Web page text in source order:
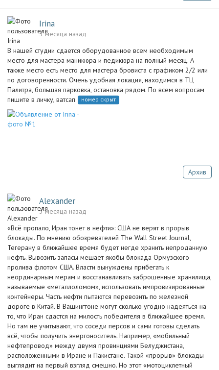
Irina
3 месяца назад
В нашей студии сдается оборудованное всем необходимым
место для мастера маникюра и педикюра на полный месяц. А
также место есть место для мастера бровиста с графиком 2/2 или
по договоренности. Очень удобная локация, находимся в ТЦ
Палитра, большая парковка, остановка рядом. По всем вопросам
пишите в личку, ватсап
номер скрыт
Архив
Alexander
3 месяца назад
«Всё пропало, Иран тонет в нефти»: США не верят в прорыв
блокады. По мнению обозревателей The Wall Street Journal,
Тегерану в ближайшее время будет негде хранить непроданную
нефть. Вывозить запасы мешает якобы блокада Ормузского
пролива флотом США. Власти вынуждены прибегать к
неординарным мерам и восстанавливать заброшенные хранилища,
называемые «металлоломом», использовать импровизированные
контейнеры. Часть нефти пытаются перевозить по железной
дороге в Китай. В Вашингтоне могут сколько угодно надеяться на
то, что Иран сдастся на милость победителя в ближайшее время.
Но там не учитывают, что соседи персов и сами готовы сделать
всё, чтобы получить энергоноситель. Например, «мобильный
нефтепровод» между двумя провинциями Белуджистана,
расположенными в Иране и Пакистане. Такой «прорыв» блокады
выглядит на первый взгляд смешно. Но этот «мотоциклетный